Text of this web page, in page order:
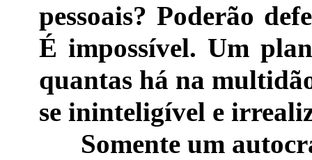
pessoais? Poderão
É impossível. Um
quantas há na
se ininteligível e
Somente um